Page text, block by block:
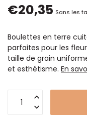
€20,35 Sans les
Boulettes en terre
parfaites pour les
taille de grain
et esthétisme. En